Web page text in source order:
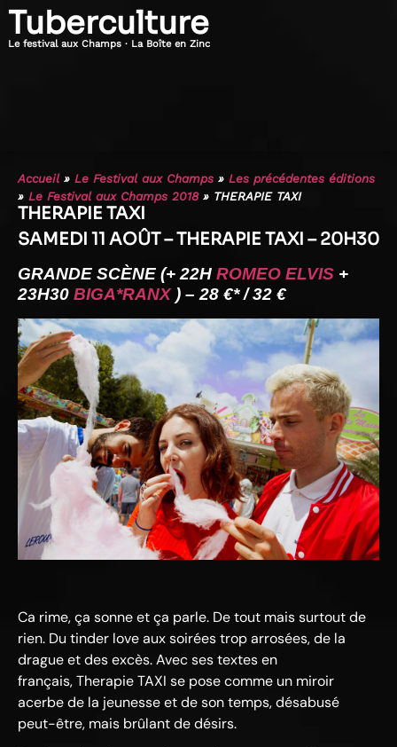
Tuberculture
Le festival aux Champs · La Boîte en Zinc
Accueil» Le Festival aux Champs » Les précédentes éditions
» Le Festival aux Champs 2018» THERAPIE TAXI
THERAPIE TAXI
SAMEDI 11 AOÛT – THERAPIE TAXI – 20H30
GRANDE SCÈNE (+ 22H ROMEO ELVIS +
23H30 BIGA*RANX) – 28 €* / 32 €
Ca rime, ça sonne et ça parle. De tout mais surtout de
rien. Du tinder love aux soirées trop arrosées, de la
drague et des excès. Avec ses textes en
français, Therapie TAXI se pose comme un miroir
acerbe de la jeunesse et de son temps, désabusé
peut-être, mais brûlant de désirs.